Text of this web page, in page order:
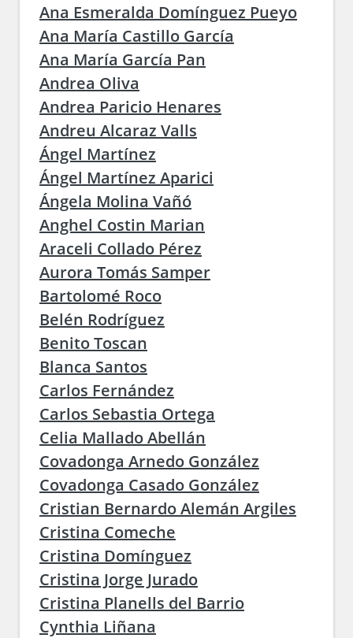
Ana Esmeralda Domínguez Pueyo
Ana María Castillo García
Ana María García Pan
Andrea Oliva
Andrea Paricio Henares
Andreu Alcaraz Valls
Ángel Martínez
Ángel Martínez Aparici
Ángela Molina Vañó
Anghel Costin Marian
Araceli Collado Pérez
Aurora Tomás Samper
Bartolomé Roco
Belén Rodríguez
Benito Toscan
Blanca Santos
Carlos Fernández
Carlos Sebastia Ortega
Celia Mallado Abellán
Covadonga Arnedo González
Covadonga Casado González
Cristian Bernardo Alemán Argiles
Cristina Comeche
Cristina Domínguez
Cristina Jorge Jurado
Cristina Planells del Barrio
Cynthia Liñana